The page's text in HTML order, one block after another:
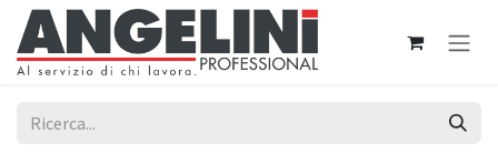
Passa al contenuto